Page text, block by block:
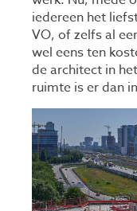
iedereen het
VO, of zelfs al
wel eens ten
de architect in
ruimte is er dan